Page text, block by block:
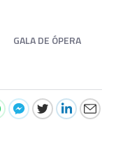
GALA DE ÓPERA